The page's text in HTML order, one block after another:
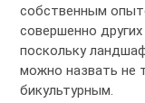
собственным
совершенно
поскольку
можно назвать не
бикультурным.